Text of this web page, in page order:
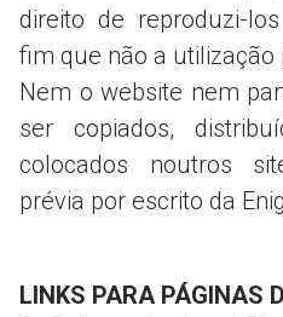
direito de reproduzi-
fim que não a utilização
Nem o website nem
ser copiados,
colocados noutros
prévia por escrito da
LINKS PARA PÁGINAS